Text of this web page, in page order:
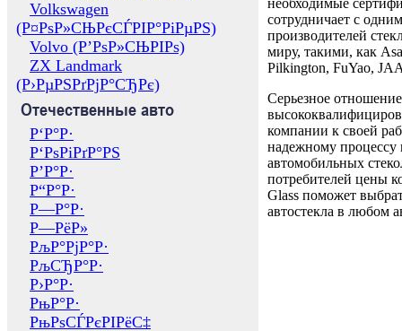
Volkswagen
(Р¤РѕР»СЊРєСЃРІР°РіРµРЅ)
Volvo (Р’РѕР»СЊРІРѕ)
ZX Landmark
(Р›РµРЅРґРјР°СЂРє)
Отечественные авто
Р‘Р°Р·
Р‘РѕРіРґР°РЅ
Р’Р°Р·
Р“Р°Р·
Р—Р°Р·
Р—РёР»
РљР°РјР°Р·
РљСЂР°Р·
Р›Р°Р·
РњР°Р·
РњРѕСЃРєРІРёС‡
необходимые
сотрудничает с
производителей
миру, такими, как
Pilkington, FuYao,
Серьезное отношение
компании к своей
надежному процессу
автомобильных
потребителей цены
Glass поможет
автостекла в любом